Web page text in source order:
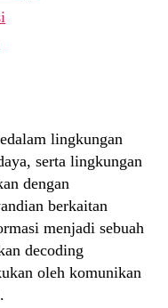
lingkungan
serta lingkungan
dengan
berkaitan
menjadi sebuah
decoding
oleh komunikan